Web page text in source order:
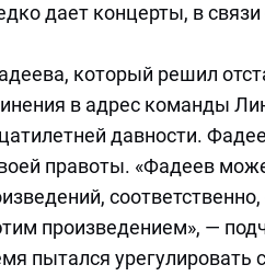
дает концерты, в
который решил
в адрес команды
давности.
правоты. «Фадеев
произведением», —
пытался